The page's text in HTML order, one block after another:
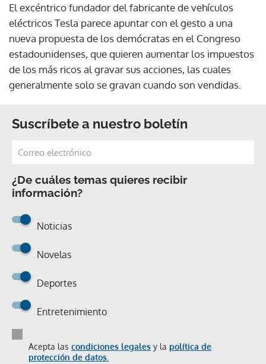
El excéntrico fundador del fabricante de vehículos
eléctricos Tesla parece apuntar con el gesto a una
nueva propuesta de los demócratas en el Congreso
estadounidenses, que quieren aumentar los impuestos
de los más ricos al gravar sus acciones, las cuales
generalmente solo se gravan cuando son vendidas.
Suscríbete a nuestro boletín
¿De cuáles temas quieres recibir
información?
Noticias
Novelas
Deportes
Entretenimiento
Acepta las condiciones legales y la política de
protección de datos.